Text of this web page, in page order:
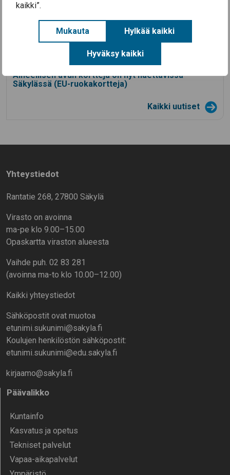
kaikki”.
Mukauta Hylkää kaikki
Hyväksy kaikki
3.8.2026
Koulutyö alkaa Säkylän kouluissa ke 12.8.2026
Säkylän Taiteiden yö 2026
Aineellisen avun kortteja on nyt haettavissa
Säkylässä (EU-ruokakortteja)
Kaikki uutiset
Yhteystiedot
Rantatie 268, 27800 Säkylä
Virasto on avoinna
ma-pe klo 9.00–15.00
Opaskartta viraston alueesta
Vaihde puh. 02 83 281
(avoinna ma-to klo 10.00–12.00)
Kaikki yhteystiedot
Sähköpostit ovat muotoa
etunimi.sukunimi@sakyla.fi
Koulujen henkilöstön sähköpostit:
etunimi.sukunimi@edu.sakyla.fi
kirjaamo@sakyla.fi
Päävalikko
Kunta­info
Kasvatus ja opetus
Tekniset palvelut
Vapaa-aika­palvelut